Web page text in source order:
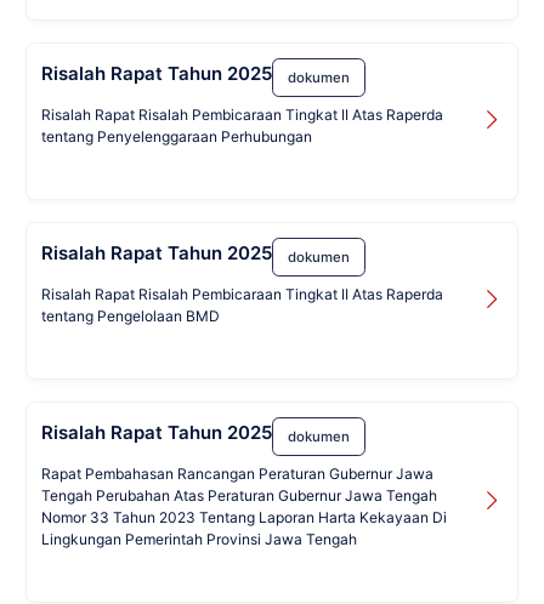
Risalah Rapat Tahun 2025 dokumen
Risalah Rapat Risalah Pembicaraan Tingkat II Atas Raperda
tentang Penyelenggaraan Perhubungan
Risalah Rapat Tahun 2025 dokumen
Risalah Rapat Risalah Pembicaraan Tingkat II Atas Raperda
tentang Pengelolaan BMD
Risalah Rapat Tahun 2025 dokumen
Rapat Pembahasan Rancangan Peraturan Gubernur Jawa
Tengah Perubahan Atas Peraturan Gubernur Jawa Tengah
Nomor 33 Tahun 2023 Tentang Laporan Harta Kekayaan Di
Lingkungan Pemerintah Provinsi Jawa Tengah